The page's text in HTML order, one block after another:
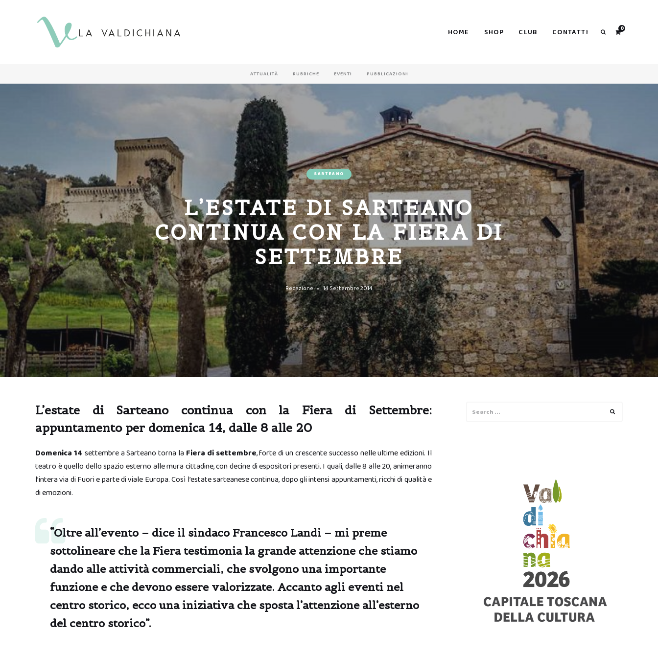
HOME SHOP CLUB CONTATTI 0
ATTUALITÀ RUBRICHE EVENTI PUBBLICAZIONI
SARTEANO
L’ESTATE DI SARTEANO
CONTINUA CON LA FIERA DI
SETTEMBRE
Redazione 14 Settembre 2014
L’estate di Sarteano continua con la Fiera di Settembre:
appuntamento per domenica 14, dalle 8 alle 20
Domenica 14 settembre a Sarteano torna la Fiera di settembre, forte di un crescente successo nelle ultime edizioni. Il
teatro è quello dello spazio esterno alle mura cittadine, con decine di espositori presenti. I quali, dalle 8 alle 20, animeranno
l’intera via di Fuori e parte di viale Europa. Così l’estate sarteanese continua, dopo gli intensi appuntamenti, ricchi di qualità e
di emozioni.
“Oltre all’evento – dice il sindaco Francesco Landi – mi preme
sottolineare che la Fiera testimonia la grande attenzione che stiamo
dando alle attività commerciali, che svolgono una importante
funzione e che devono essere valorizzate. Accanto agli eventi nel
centro storico, ecco una iniziativa che sposta l’attenzione all’esterno
del centro storico”.
for: